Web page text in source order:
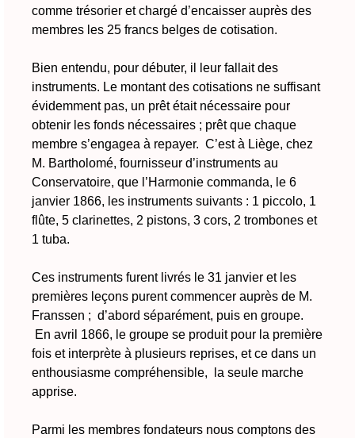
comme trésorier et chargé d’encaisser auprès des
membres les 25 francs belges de cotisation.
Bien entendu, pour débuter, il leur fallait des
instruments. Le montant des cotisations ne suffisant
évidemment pas, un prêt était nécessaire pour
obtenir les fonds nécessaires ; prêt que chaque
membre s’engagea à repayer. C’est à Liège, chez
M. Bartholomé, fournisseur d’instruments au
Conservatoire, que l’Harmonie commanda, le 6
janvier 1866, les instruments suivants : 1 piccolo, 1
flûte, 5 clarinettes, 2 pistons, 3 cors, 2 trombones et
1 tuba.
Ces instruments furent livrés le 31 janvier et les
premières leçons purent commencer auprès de M.
Franssen ; d’abord séparément, puis en groupe.
En avril 1866, le groupe se produit pour la première
fois et interprète à plusieurs reprises, et ce dans un
enthousiasme compréhensible, la seule marche
apprise.
Parmi les membres fondateurs nous comptons des